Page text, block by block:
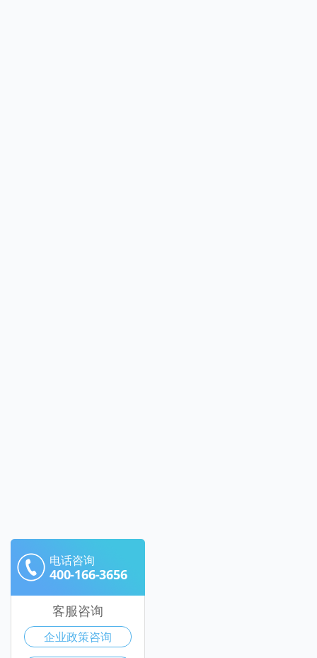
电话咨询
400-166-3656
客服咨询
企业政策咨询